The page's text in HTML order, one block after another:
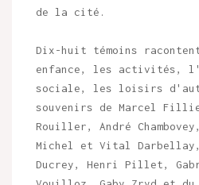
de la cité.
Dix-huit témoins
enfance, les activités,
sociale, les loisirs
souvenirs de Marcel
Rouiller, André
Michel et Vital Darbellay,
Ducrey, Henri Pillet,